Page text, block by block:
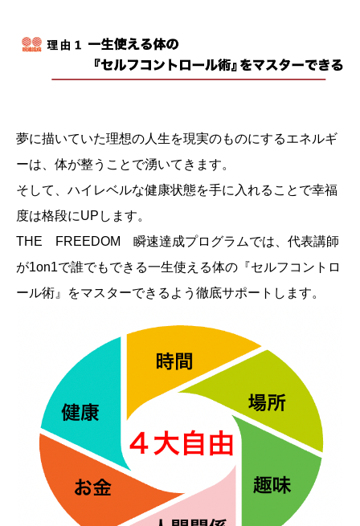
夢に描いていた理想の人生を現実のものにするエネルギ
ーは、体が整うことで湧いてきます。
そして、ハイレベルな健康状態を手に入れることで幸福
度は格段にUPします。
THE FREEDOM 瞬速達成プログラムでは、代表講師
が1on1で誰でもできる一生使える体の『セルフコントロ
ール術』をマスターできるよう徹底サポートします。